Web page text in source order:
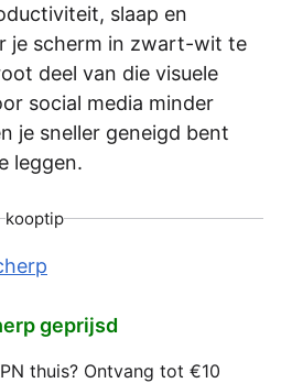
slaap en
je scherm in zwart-wit te
deel van die visuele
social media minder
je sneller geneigd bent
leggen.
kooptip
geprijsd
thuis? Ontvang tot €10